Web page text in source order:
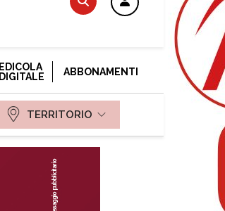
EDICOLA
DIGITALE
ABBONAMENTI
TERRITORIO